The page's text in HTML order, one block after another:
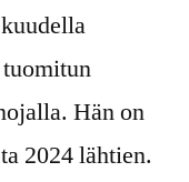
Hän on
2024 lähtien.